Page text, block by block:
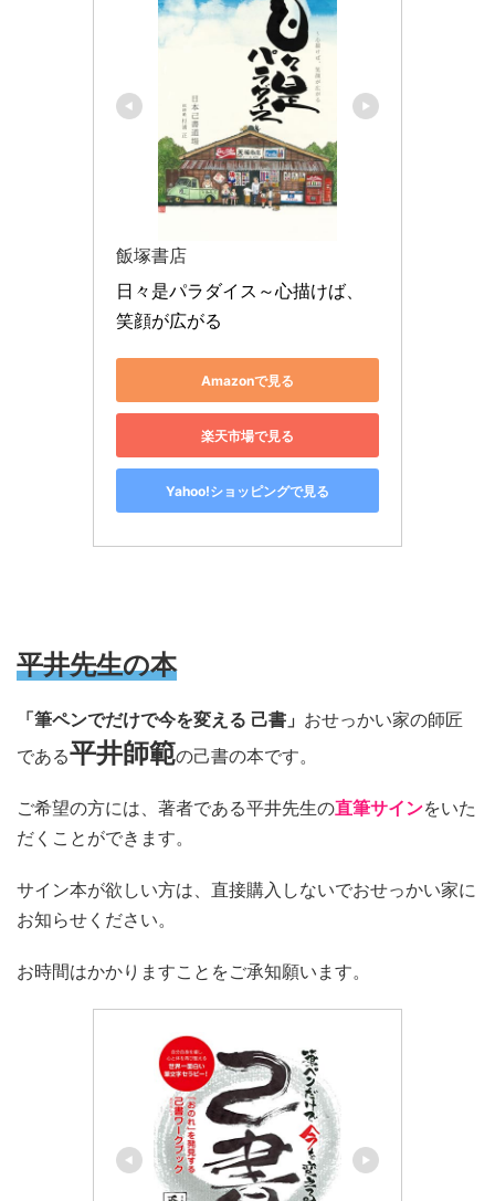
飯塚書店
日々是パラダイス～心描けば、
笑顔が広がる
Amazonで見る
楽天市場で見る
Yahoo!ショッピングで見る
平井先生の本
「筆ペンでだけで今を変える 己書」 おせっかい家の師匠
である平井師範の己書の本です。
ご希望の方には、著者である平井先生の直筆サインをいた
だくことができます。
サイン本が欲しい方は、直接購入しないでおせっかい家に
お知らせください。
お時間はかかりますことをご承知願います。